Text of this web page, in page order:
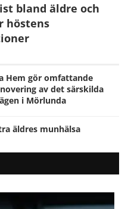
bland äldre och
höstens
Hem gör omfattande
av det särskilda
i Mörlunda
äldres munhälsa